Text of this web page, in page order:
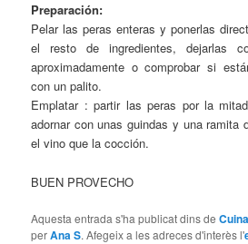
Preparación:
Pelar las peras enteras y ponerlas
el resto de ingredientes, dejarlas
aproximadamente o comprobar si
con un palito.
Emplatar : partir las peras por la
adornar con unas guindas y una ramita
el vino que la cocción.
BUEN PROVECHO
Aquesta entrada s'ha publicat dins deCuina
perAna S. Afegeix a les adreces d'interès l'